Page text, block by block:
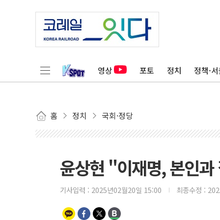
영상 포토 정치 정책·
홈 정치 국회·정당
윤상현 "이재명, 본인
기사입력 : 2025년02월20일 15:00 최종수정 :